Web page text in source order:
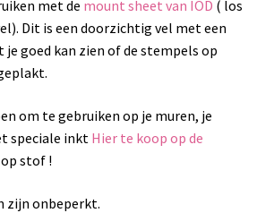
met de mount sheet van IOD ( los
Dit is een doorzichtig vel met een
goed kan zien of de stempels op
om te gebruiken op je muren, je
speciale inkt Hier te koop op de
stof !
zijn onbeperkt.